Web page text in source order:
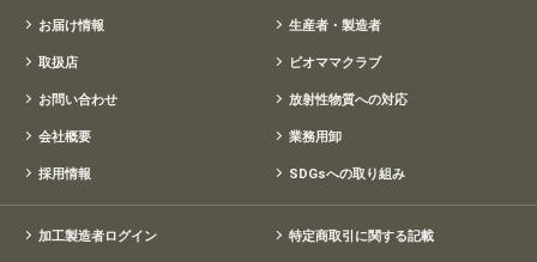
お届け情報 生産者・製造者
取扱店 ビオママクラブ
お問い合わせ 放射性物質への対応
会社概要 業務用卸
採用情報 SDGsへの取り組み
加工製造者ログイン 特定商取引に関する記載